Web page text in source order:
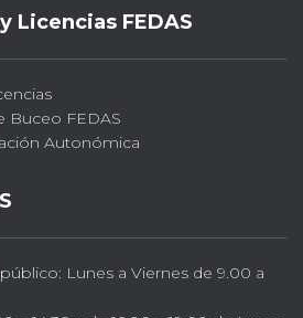
Licencias FEDAS
Buceo FEDAS
Autonómica
Lunes a Viernes de 9.00 a